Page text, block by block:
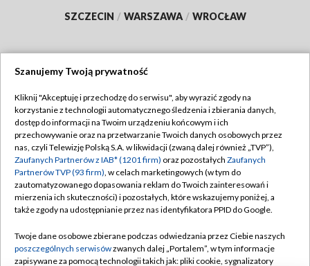
SZCZECIN / WARSZAWA / WROCŁAW
TVP
Abonament TVP
Emisja w TVP
Centrum informacji TVP
Naziemna Telewizja Cyfrowa
Rada Programowa
Regulamin TVP
Polityka prywatności
Moje zgody
Pomoc
Kontakt
Szanujemy Twoją prywatność
Kliknij "Akceptuję i przechodzę do serwisu", aby wyrazić zgody na
korzystanie z technologii automatycznego śledzenia i zbierania danych,
dostęp do informacji na Twoim urządzeniu końcowym i ich
przechowywanie oraz na przetwarzanie Twoich danych osobowych przez
nas, czyli Telewizję Polską S.A. w likwidacji (zwaną dalej również „TVP”),
Zaufanych Partnerów z IAB* (1201 firm) oraz pozostałych Zaufanych
Partnerów TVP (93 firm), w celach marketingowych (w tym do
zautomatyzowanego dopasowania reklam do Twoich zainteresowań i
mierzenia ich skuteczności) i pozostałych, które wskazujemy poniżej, a
także zgody na udostępnianie przez nas identyfikatora PPID do Google.
Twoje dane osobowe zbierane podczas odwiedzania przez Ciebie naszych
poszczególnych serwisówzwanych dalej „Portalem”, w tym informacje
zapisywane za pomocą technologii takich jak: pliki cookie, sygnalizatory